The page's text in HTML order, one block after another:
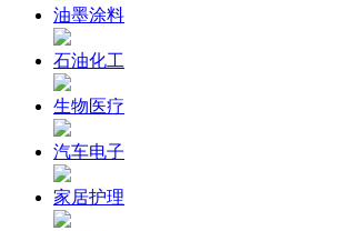
油墨涂料
石油化工
生物医疗
汽车电子
家居护理